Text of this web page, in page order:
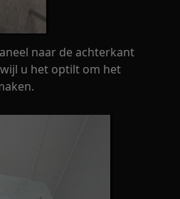
naar de achterkant
u het optilt om het